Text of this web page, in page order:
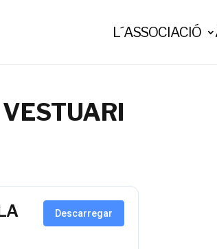
L´ASSOCIACIÓ
Descarregar